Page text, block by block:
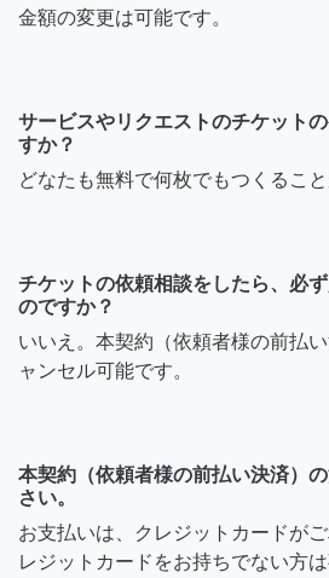
金額の変更は可能です。
サービスやリクエストのチケット
すか？
どなたも無料で何枚でもつくること
チケットの依頼相談をしたら、必
のですか？
いいえ。本契約（依頼者様の前払
ャンセル可能です。
本契約（依頼者様の前払い決済）
さい。
お支払いは、クレジットカードが
レジットカードをお持ちでない方